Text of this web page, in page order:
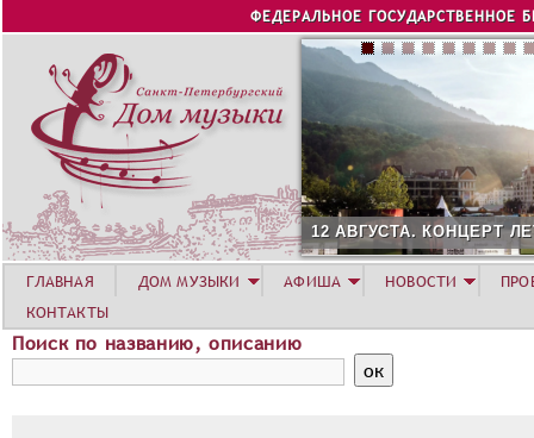
Jump to navigation
ФЕДЕРАЛЬНОЕ ГОСУДАРСТВЕННОЕ
12 АВГУСТА. КОНЦЕРТ ЛЕТНЕЙ
Поиск по названию, описанию
ГЛАВНАЯ ДОМ МУЗЫКИ АФИША НОВОСТИ
КОНТАКТЫ